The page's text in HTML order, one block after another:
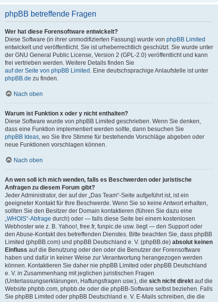
phpBB betreffende Fragen
Wer hat diese Forensoftware entwickelt?
Diese Software (in ihrer unmodifizierten Fassung) wurde von phpBB Limited
entwickelt und veröffentlicht. Sie ist urheberrechtlich geschützt. Sie wurde unter
der GNU General Public License, Version 2 (GPL-2.0) veröffentlicht und kann
frei vertrieben werden. Weitere Details finden Sie
auf der Seite von phpBB Limited . Eine deutschsprachige Anlaufstelle ist unter
phpBB.de zu finden.
Nach oben
Warum ist Funktion x oder y nicht enthalten?
Diese Software wurde von phpBB Limited geschrieben. Wenn Sie denken,
dass eine Funktion implementiert werden sollte, dann besuchen Sie
phpBB Ideas, wo Sie Ihre Stimme für bestehende Vorschläge abgeben oder
neue Funktionen vorschlagen können.
Nach oben
An wen soll ich mich wenden, falls es Beschwerden oder juristische
Anfragen zu diesem Forum gibt?
Jeder Administrator, der auf der „Das Team“-Seite aufgeführt ist, ist ein
geeigneter Kontakt für Ihre Beschwerde. Wenn Sie so keine Antwort erhalten,
sollten Sie den Besitzer der Domain kontaktieren (führen Sie dazu eine
„WHOIS“-Abfrage durch) oder — falls diese Seite bei einem kostenlosen
Webhoster wie z. B. Yahoo!, free.fr, funpic.de usw. liegt — den Support oder
den Abuse-Kontakt des betreffenden Dienstes. Bitte beachten Sie, dass phpBB
Limited (phpBB.com) und phpBB Deutschland e. V. (phpBB.de) absolut keinen
Einfluss auf die Benutzung oder den oder die Benutzer der Forensoftware
haben und dafür in keiner Weise zur Verantwortung herangezogen werden
können. Kontaktieren Sie daher nie phpBB Limited oder phpBB Deutschland
e. V. in Zusammenhang mit jeglichen juristischen Fragen
(Unterlassungserklärungen, Haftungsfragen usw.), die sich nicht direkt auf die
Website phpbb.com, phpbb.de oder die phpBB-Software selbst beziehen. Falls
Sie phpBB Limited oder phpBB Deutschland e. V. E-Mails schreiben, die die